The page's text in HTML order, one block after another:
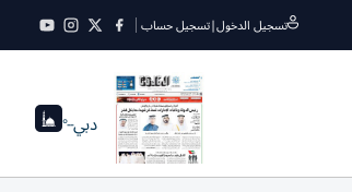
تسجيل الدخول|تسجيل حساب
دبي--°